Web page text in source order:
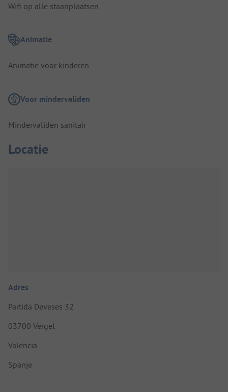
Wifi op alle staanplaatsen
Animatie
Animatie voor kinderen
Voor mindervaliden
Mindervaliden sanitair
Locatie
Adres
Partida Deveses 32
03700 Vergel
Valencia
Spanje